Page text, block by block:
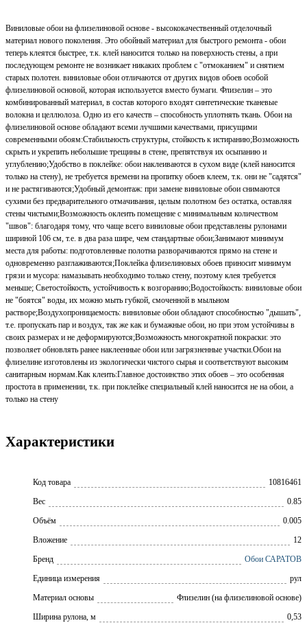
Виниловые обои на флизелиновой основе - высококачественный отделочный
материал нового поколения. Это обойный материал для быстрого ремонта - обои
теперь клеятся быстрее, т.к. клей наносится только на поверхность стены, а при
последующем ремонте не возникает никаких проблем с "отмоканием" и снятием
старых полотен. виниловые обои отличаются от других видов обоев особой
флизелиновой основой, которая используется вместо бумаги. Флизелин – это
комбинированный материал, в состав которого входят синтетические тканевые
волокна и целлюлоза. Одно из его качеств – способность уплотнять ткань. Обои на
флизелиновой основе обладают всеми лучшими качествами, присущими
современными обоям:Стабильность структуры, стойкость к истиранию;Возможность
скрыть и укрепить небольшие трещины в стене, препятствуя их осыпанию и
углублению;Удобство в поклейке: обои наклеиваются в сухом виде (клей наносится
только на стену), не требуется времени на пропитку обоев клеем, т.к. они не "садятся"
и не растягиваются;Удобный демонтаж: при замене виниловые обои снимаются
сухими без предварительного отмачивания, целым полотном без остатка, оставляя
стены чистыми;Возможность оклеить помещение с минимальным количеством
"швов": благодаря тому, что чаще всего виниловые обои представлены рулонами
шириной 106 см, т.е. в два раза шире, чем стандартные обои;Занимают минимум
места для работы: подготовленные полотна разворачиваются прямо на стене и
одновременно разглаживаются;Поклейка флизелиновых обоев приносит минимум
грязи и мусора: намазывать необходимо только стену, поэтому клея требуется
меньше; Светостойкость, устойчивость к возгоранию;Водостойкость: виниловые обои
не "боятся" воды, их можно мыть губкой, смоченной в мыльном
растворе;Воздухопроницаемость: виниловые обои обладают способностью "дышать",
т.е. пропускать пар и воздух, так же как и бумажные обои, но при этом устойчивы в
своих размерах и не деформируются;Возможность многократной покраски: это
позволяет обновлять ранее наклеенные обои или загрязненные участки.Обои на
флизелине изготовлены из экологически чистого сырья и соответствуют высоким
санитарным нормам.Как клеить:Главное достоинство этих обоев – это особенная
простота в применении, т.к. при поклейке специальный клей наносится не на обои, а
только на стену
Характеристики
Код товара
10816461
Вес
0.85
Объём
0.005
Вложение
12
Бренд
Обои САРАТОВ
Единица измерения
рул
Материал основы
Флизелин (на флизелиновой основе)
Ширина рулона, м
0,53